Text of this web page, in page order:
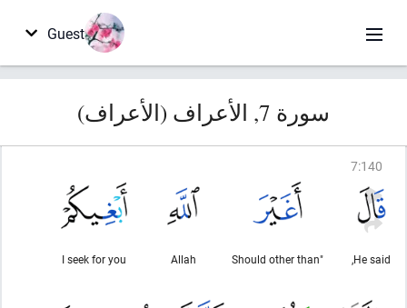
Guest
سورة 7, الأعراف (الأعراف)
7:140
He said,
"Should other than
Allah
I seek for you